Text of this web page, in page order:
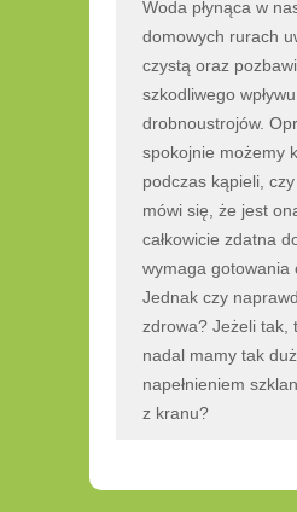
Woda płynąca w
domowych rurach
czystą oraz
szkodliwego
drobnoustrojów.
spokojnie możemy
podczas kąpieli,
mówi się, że jest
całkowicie zdatna
wymaga gotowania
Jednak czy
zdrowa? Jeżeli tak,
nadal mamy tak
napełnieniem
z kranu?